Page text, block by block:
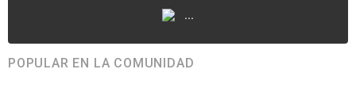
...
POPULAR EN LA COMUNIDAD